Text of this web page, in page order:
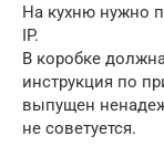
На кухню нужно
IP.
В коробке
инструкция по
выпущен
не советуется.